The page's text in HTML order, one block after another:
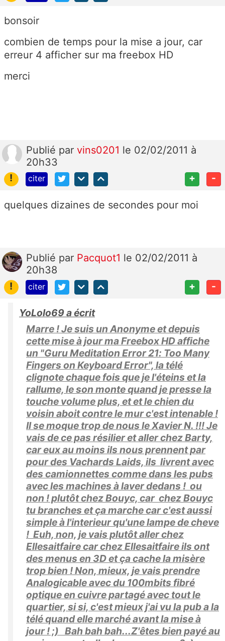
bonsoir
combien de temps pour la mise a jour, car
erreur 4 afficher sur ma freebox HD
merci
Publié par vins0201 le 02/02/2011 à
20h33
!
citer + -
quelques dizaines de secondes pour moi
Publié par Pacquot1 le 02/02/2011 à
20h38
!
citer + -
YoLolo69 a écrit
Marre ! Je suis un Anonyme et depuis
cette mise à jour ma Freebox HD affiche
un "Guru Meditation Error 21: Too Many
Fingers on Keyboard Error", la télé
clignote chaque fois que je l'éteins et la
rallume, le son monte quand je presse la
touche volume plus, et et le chien du
voisin aboit contre le mur c'est intenable !
Il se moque trop de nous le Xavier N. !!! Je
vais de ce pas résilier et aller chez Barty,
car eux au moins ils nous prennent par
pour des Vachards Laids, ils livrent avec
des camionnettes comme dans les pubs
avec les machines à laver dedans ! ou
non ! plutôt chez Bouyc, car chez Bouyc
tu branches et ça marche car c'est aussi
simple à l'interieur qu'une lampe de cheve
! Euh, non, je vais plutôt aller chez
Ellesaitfaire car chez Ellesaitfaire ils ont
des menus en 3D et ça cache la misère
trop bien ! Non, mieux, je vais prendre
Analogicable avec du 100mbits fibré
optique en cuivre partagé avec tout le
quartier, si si, c'est mieux j'ai vu la pub a la
télé quand elle marché avant la mise à
jour ! ;) Bah bah bah...Z'êtes bien payé au